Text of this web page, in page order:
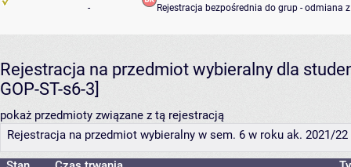
- Rejestracja bezpośrednia do grup - odmiana
Rejestracja na przedmiot wybieralny dla
GOP-ST-s6-3]
pokaż przedmioty związane z tą rejestracją
Rejestracja na przedmiot wybieralny w sem. 6 w roku ak. 2021/